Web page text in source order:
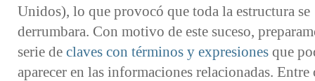
Unidos), lo que provocó que toda la estructura se
derrumbara. Con motivo de este suceso,
serie de claves con términos y expresiones que
aparecer en las informaciones relacionadas. Entre